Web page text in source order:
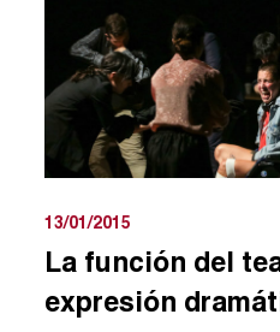
13/01/2015
La función del
expresión